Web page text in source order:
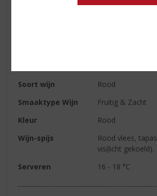
Soort wijn
Rood
Smaaktype Wijn
Fruitig & Zacht
Kleur
Rood
Wijn-spijs
Rood vlees,
vis(licht gekoeld).
Serveren
16 - 18 °C